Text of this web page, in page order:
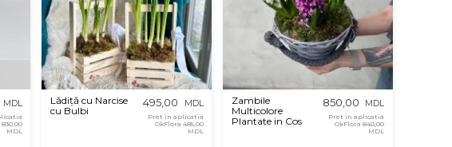
MDL
830,00
MDL
Lădiță cu Narcise
cu Bulbi
495,00 MDL
Pret in aplicatia
OkFlora 485,00
MDL
Zambile
Multicolore
Plantate in Cos
850,00 MDL
Pret in aplicatia
OkFlora840,00
MDL